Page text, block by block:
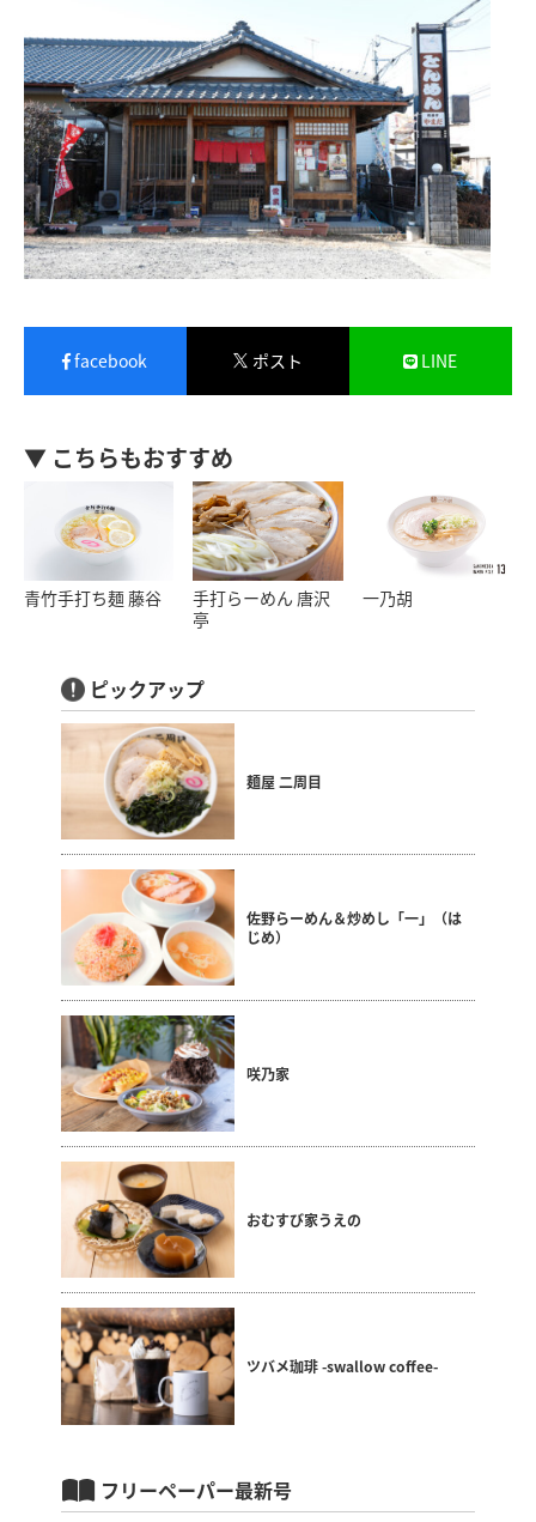
facebook ポスト LINE
▼ こちらもおすすめ
青竹手打ち麺 藤谷
手打らーめん 唐沢
亭
一乃胡
ピックアップ
麺屋 二周目
佐野らーめん＆炒めし「一」（は
じめ）
咲乃家
おむすび家うえの
ツバメ珈琲 -swallow coffee-
フリーペーパー最新号